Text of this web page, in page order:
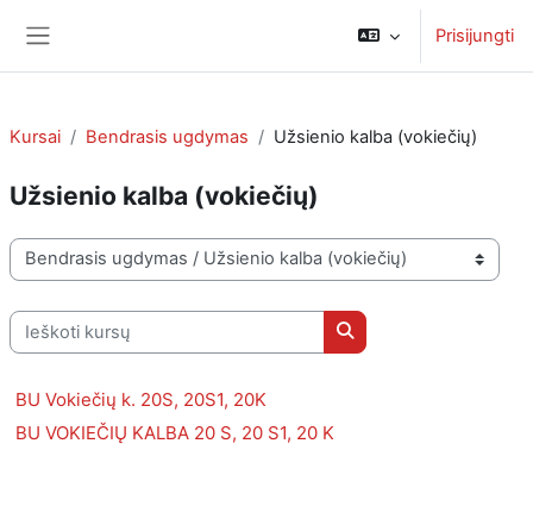
Prisijungti
Kursai Bendrasis ugdymas Užsienio kalba (vokiečių)
Užsienio kalba (vokiečių)
Kursų kategorijos
Ieškoti kursų
Ieškoti kursų
BU Vokiečių k. 20S, 20S1, 20K
BU VOKIEČIŲ KALBA 20 S, 20 S1, 20 K